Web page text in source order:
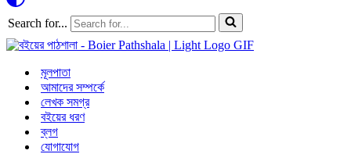
Search for...
মূলপাতা
আমাদের সম্পর্কে
লেখক সমগ্র
বইয়ের ধরণ
ব্লগ
যোগাযোগ